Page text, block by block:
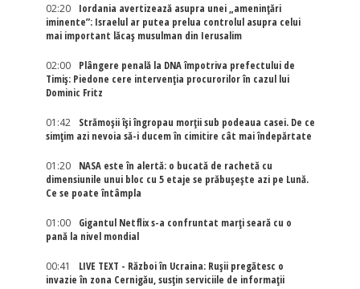
02:20
Iordania avertizează asupra unei „amenințări
iminente”: Israelul ar putea prelua controlul asupra celui
mai important lăcaș musulman din Ierusalim
02:00
Plângere penală la DNA împotriva prefectului de
Timiș: Piedone cere intervenția procurorilor în cazul lui
Dominic Fritz
01:42
Strămoșii își îngropau morții sub podeaua casei. De ce
simțim azi nevoia să-i ducem în cimitire cât mai îndepărtate
01:20
NASA este în alertă: o bucată de rachetă cu
dimensiunile unui bloc cu 5 etaje se prăbușește azi pe Lună.
Ce se poate întâmpla
01:00
Gigantul Netflix s-a confruntat marţi seară cu o
pană la nivel mondial
00:41
LIVE TEXT - Război în Ucraina: Rușii pregătesc o
invazie în zona Cernigău, susțin serviciile de informații